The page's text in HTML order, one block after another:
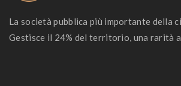
La società pubblica più importante della
Gestisce il 24% del territorio, una rarità